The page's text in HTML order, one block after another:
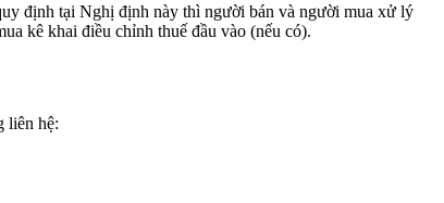
định tại Nghị định này thì người bán và người mua xử lý
kê khai điều chỉnh thuế đầu vào (nếu có).
liên hệ: